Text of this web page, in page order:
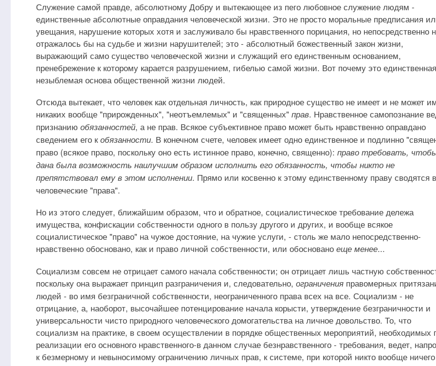
Служение самой правде, абсолютному Добру и вытекающее из пего любовное служение людям -
единственные абсолютные оправдания человеческой жизни. Это не просто моральные предписания
увещания, нарушение которых хотя и заслуживало бы нравственного порицания, но непосредственно
отражалось бы на судьбе и жизни нарушителей; это - абсолютный божественный закон жизни,
выражающий само существо человеческой жизни и служащий его единственным основанием,
пренебрежение к которому карается разрушением, гибелью самой жизни. Вот почему это единственная
незыблемая основа общественной жизни людей.
Отсюда вытекает, что человек как отдельная личность, как природное существо не имеет и не может
никаких вообще "прирожденных", "неотъемлемых" и "священных" прав. Нравственное самопознание
признанию обязанностей, а не прав. Всякое субъективное право может быть нравственно оправдано
сведением его кобязанности. В конечном счете, человек имеет одно единственное и подлинно
право (всякое право, поскольку оно есть истинное право, конечно, священно): право требовать,
дана была возможность наилучшим образом исполнить его обязанность, чтобы никто не
препятствовал ему в этом исполнении. Прямо или косвенно к этому единственному праву сводятся
человеческие "права".
Но из этого следует, ближайшим образом, что и обратное, социалистическое требование дележа
имущества, конфискации собственности одного в пользу другого и других, и вообще всякое
социалистическое "право" на чужое достояние, на чужие услуги, - столь же мало непосредственно-
нравственно обосновано, как и право личной собственности, или обосновано еще менее...
Социализм совсем не отрицает самого начала собственности; он отрицает лишь частную
поскольку она выражает принцип разграничения и, следовательно, ограничения правомерных
людей - во имя безграничной собственности, неограниченного права всех на все. Социализм - не
отрицание, а, наоборот, высочайшее потенцирование начала корысти, утверждение безграничности и
универсальности чисто природного человеческого домогательства на личное довольство. То, что
социализм на практике, в своем осуществлении в порядке общественных мероприятий, необходимых
реализации его основного нравственного-в данном случае безнравственного - требования, ведет,
к безмерному и невыносимому ограничению личных прав, к системе, при которой никто вообще